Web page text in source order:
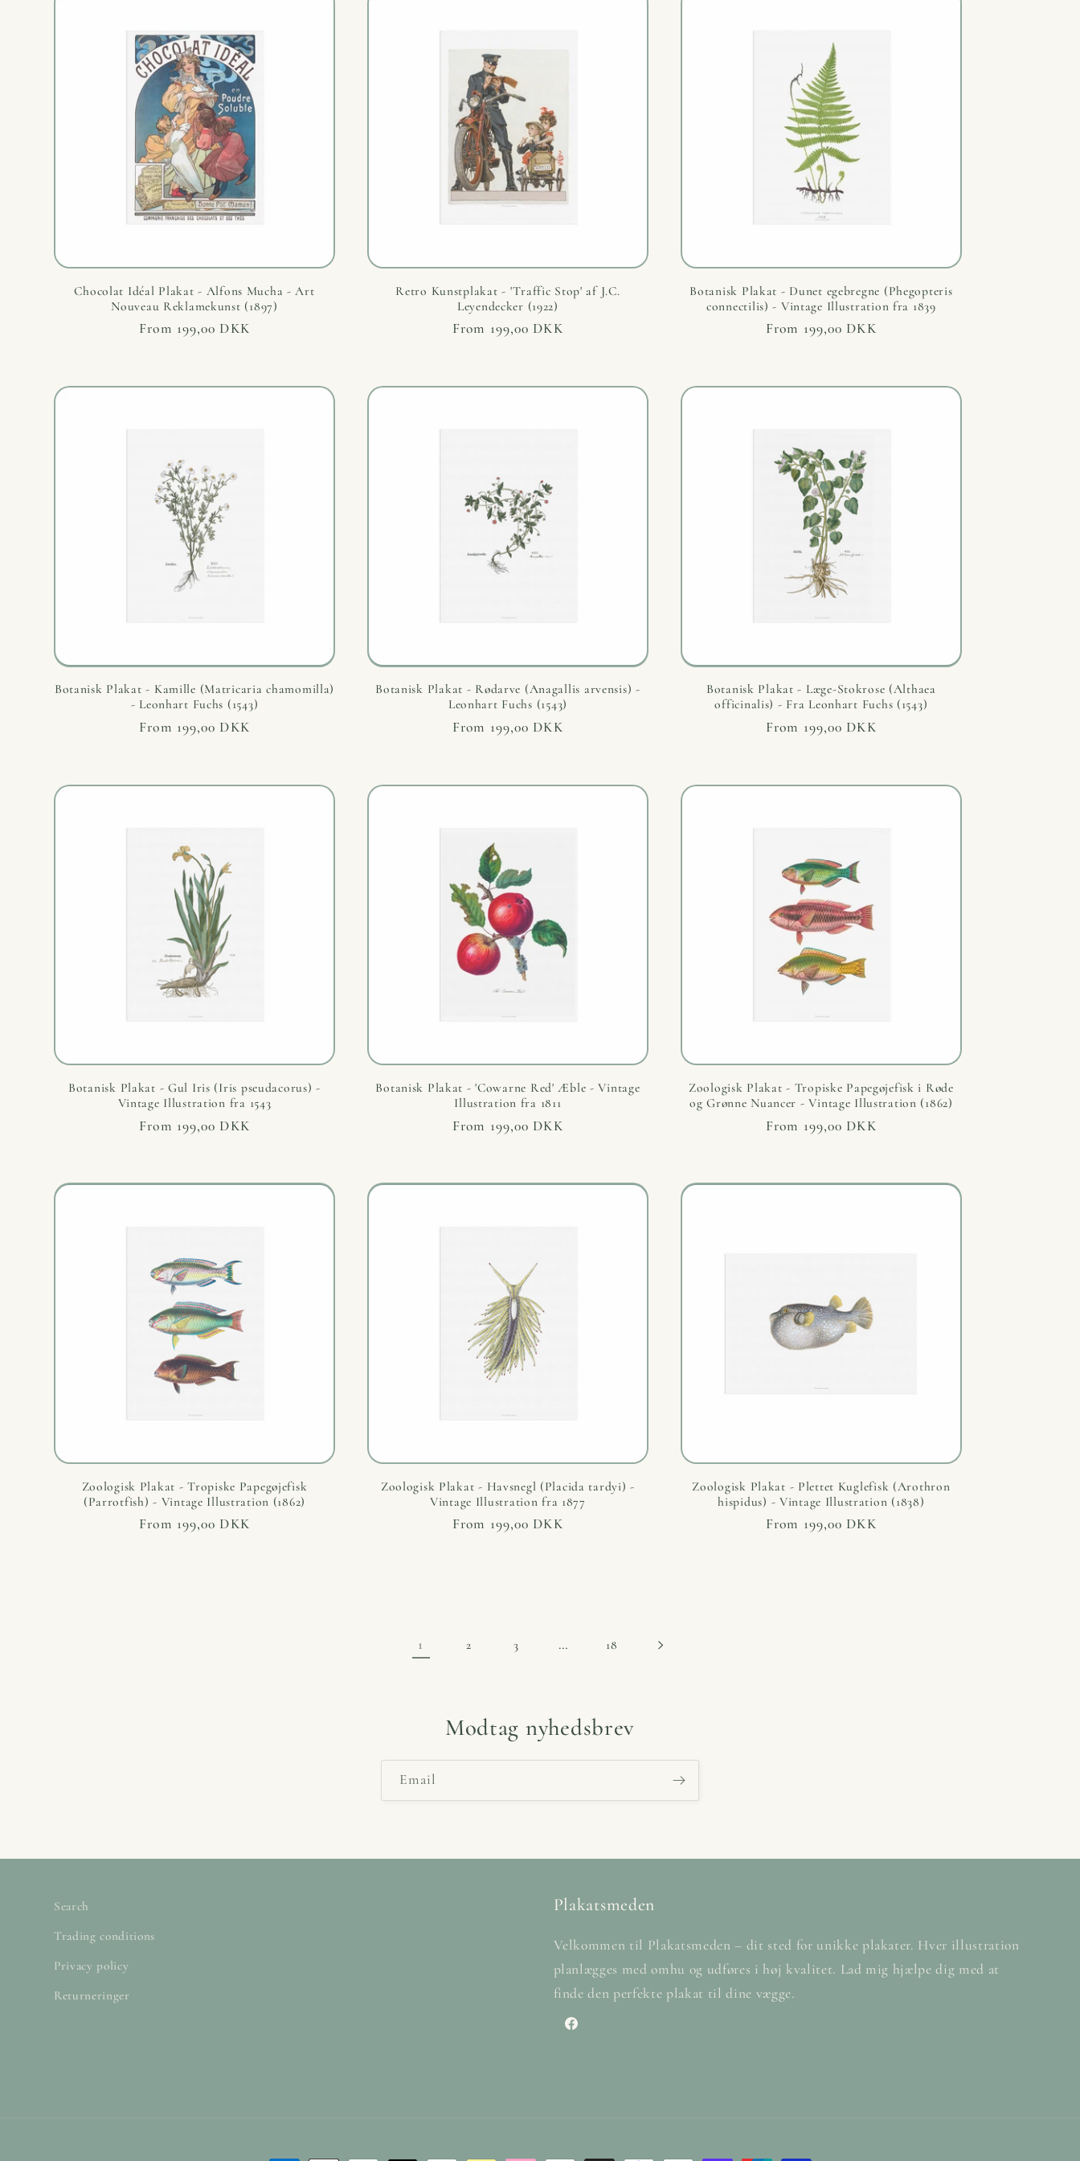
l
o
Chocolat Idéal Plakat - Alfons Mucha - Art
Nouveau Reklamekunst (1897)
Regular
From 199,00 DKK
Retro Kunstplakat - 'Traffic Stop' af J.C.
Leyendecker (1922)
Regular
From 199,00 DKK
Botanisk Plakat - Dunet egebregne (Phegopteris
connectilis) - Vintage Illustration fra 1839
Regular
From 199,00 DKK
Botanisk Plakat - Kamille (Matricaria chamomilla)
- Leonhart Fuchs (1543)
Regular
From 199,00 DKK
Botanisk Plakat - Rødarve (Anagallis arvensis) -
Leonhart Fuchs (1543)
Regular
From 199,00 DKK
Botanisk Plakat - Læge-Stokrose (Althaea
officinalis) - Fra Leonhart Fuchs (1543)
Regular
From 199,00 DKK
Botanisk Plakat - Gul Iris (Iris pseudacorus) -
Vintage Illustration fra 1543
Regular
From 199,00 DKK
Botanisk Plakat - 'Cowarne Red' Æble - Vintage
Illustration fra 1811
Regular
From 199,00 DKK
Zoologisk Plakat - Tropiske Papegøjefisk i Røde
og Grønne Nuancer - Vintage Illustration (1862)
Regular
From 199,00 DKK
Zoologisk Plakat - Tropiske Papegøjefisk
(Parrotfish) - Vintage Illustration (1862)
Regular
From 199,00 DKK
Zoologisk Plakat - Havsnegl (Placida tardyi) -
Vintage Illustration fra 1877
Regular
From 199,00 DKK
Zoologisk Plakat - Plettet Kuglefisk (Arothron
hispidus) - Vintage Illustration (1838)
Regular
From 199,00 DKK
1 2 3 … 18
Modtag nyhedsbrev
Email
Search
Trading conditions
Privacy policy
Returneringer
Plakatsmeden
Velkommen til Plakatsmeden – dit sted for unikke plakater. Hver illustration
planlægges med omhu og udføres i høj kvalitet. Lad mig hjælpe dig med at
finde den perfekte plakat til dine vægge.
Facebook